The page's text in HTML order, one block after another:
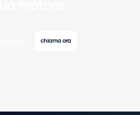
chiama ora